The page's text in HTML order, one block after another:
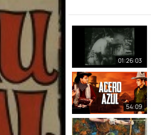
01:26:03
54:09